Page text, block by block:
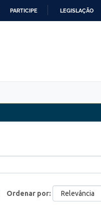
PARTICIPE LEGISLAÇÃO
Ordenar por